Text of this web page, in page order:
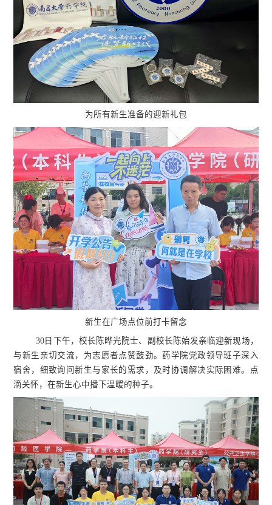
为所有新生准备的迎新礼包
新生在广场点位前打卡留念
30日下午，校长陈晔光院士、副校长陈始发亲临迎新现场，
与新生亲切交流，为志愿者点赞鼓劲。药学院党政领导班子深入
宿舍，细致询问新生与家长的需求，及时协调解决实际困难。点
滴关怀，在新生心中播下温暖的种子。